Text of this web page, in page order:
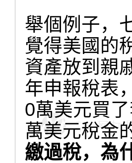
舉個例子，
覺得美國的
資產放到親
年申報稅表
0萬美元買
萬美元稅金
繳過稅，為